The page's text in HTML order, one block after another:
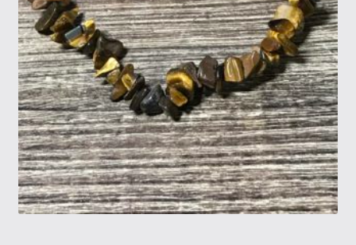
Yritysinfo